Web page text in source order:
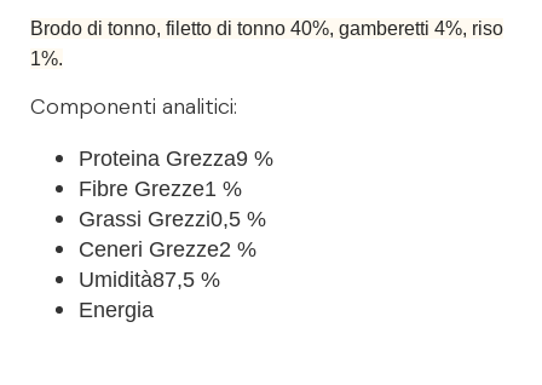
Brodo di tonno, filetto di tonno 40%, gamberetti 4%, riso
1%.
Componenti analitici: ​​
Proteina Grezza9 %
Fibre Grezze1 %
Grassi Grezzi0,5 %
Ceneri Grezze2 %
Umidità87,5 %
Energia